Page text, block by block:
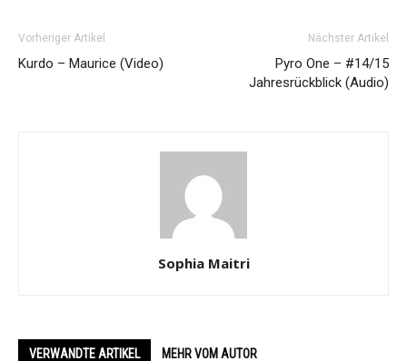
Vorheriger Artikel
Kurdo – Maurice (Video)
Nächster Artikel
Pyro One – #14/15
Jahresrückblick (Audio)
Sophia Maitri
VERWANDTE ARTIKEL MEHR VOM AUTOR